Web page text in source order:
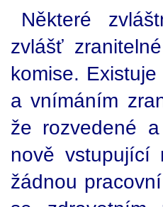
Některé
zvlášť
komise.
a vnímáním
že rozvedené
nově vstupující
žádnou